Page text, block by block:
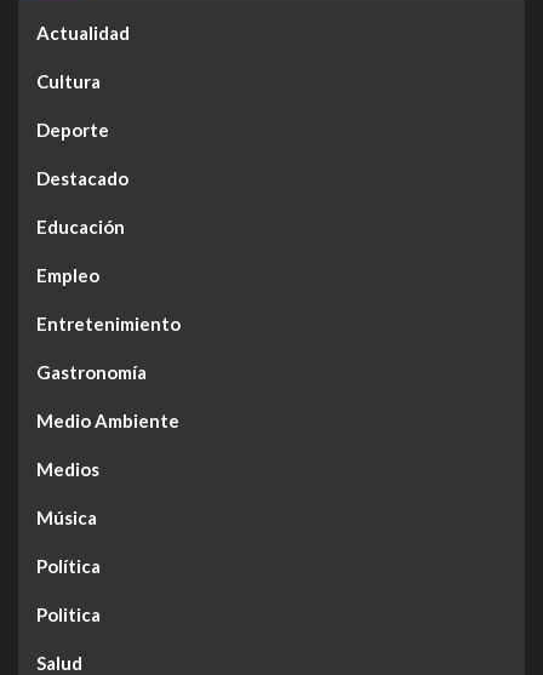
Actualidad
Cultura
Deporte
Destacado
Educación
Empleo
Entretenimiento
Gastronomía
Medio Ambiente
Medios
Música
Política
Politica
Salud